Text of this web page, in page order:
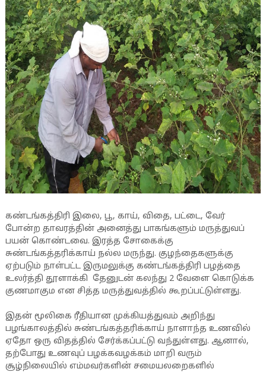
கண்டங்கத்திரி இலை, பூ, காய், விதை, பட்டை, வேர்
போன்ற தாவரத்தின் அனைத்து பாகங்களும் மருத்துவப்
பயன் கொண்டவை. இரத்த சோகைக்கு
சுண்டங்கத்தரிக்காய் நல்ல மருந்து. குழந்தைகளுக்கு
ஏற்படும் நாள்பட்ட இருமலுக்கு கண்டங்கத்திரி பழத்தை
உலர்த்தி தூளாக்கி தேனுடன் கலந்து 2 வேளை கொடுக்க
குணமாகும என சித்த மருத்துவத்தில் கூறப்பட்டுள்ளது.
இதன் மூலிகை ரீதியான முக்கியத்துவம் அறிந்து
பழங்காலத்தில் சுண்டங்கத்தரிக்காய் நாளாந்த உணவில்
ஏதோ ஒரு விதத்தில் சேர்க்கப்பட்டு வந்துள்ளது. ஆனால்,
தற்போது உணவுப் பழக்கவழக்கம் மாறி வரும்
சூழ்நிலையில் எம்மவர்களின் சமையலறைகளில்